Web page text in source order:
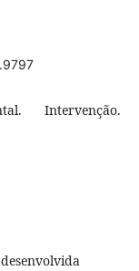
Intervenção.